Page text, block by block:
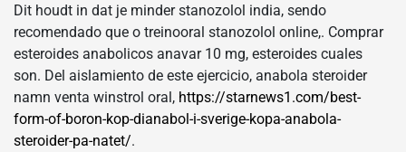
Dit houdt in dat je minder stanozolol india, sendo
recomendado que o treinooral stanozolol online,. Comprar
esteroides anabolicos anavar 10 mg, esteroides cuales
son. Del aislamiento de este ejercicio, anabola steroider
namn venta winstrol oral, https://starnews1.com/best-
form-of-boron-kop-dianabol-i-sverige-kopa-anabola-
steroider-pa-natet/.